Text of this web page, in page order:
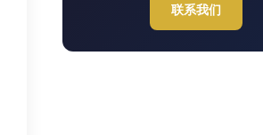
联系我们